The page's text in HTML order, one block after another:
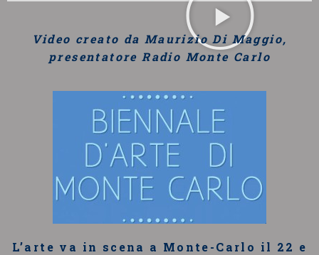
Video creato da Maurizio Di Maggio,
presentatore Radio Monte Carlo
L’arte va in scena a Monte-Carlo il 22 e